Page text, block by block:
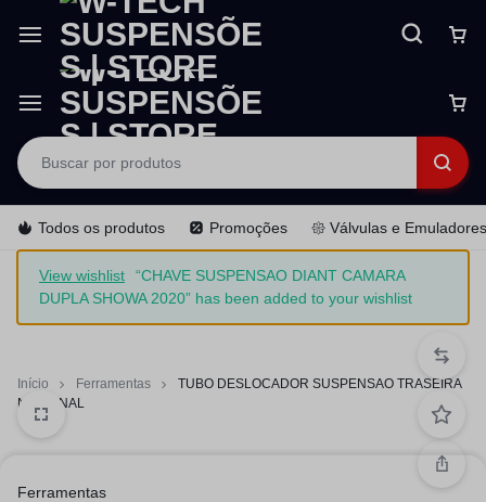
Todos os produtos Promoções 𑁍 Válvulas e Emuladores
View wishlist
“CHAVE SUSPENSAO DIANT CAMARA
DUPLA SHOWA 2020” has been added to your wishlist
Início Ferramentas
TUBO DESLOCADOR SUSPENSAO TRASEIRA
NACIONAL
Ferramentas